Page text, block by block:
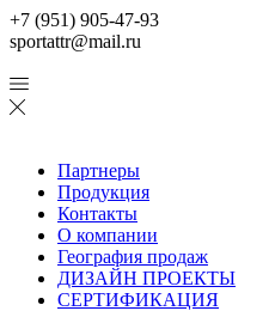
+7 (951) 905-47-93
sportattr@mail.ru
Партнеры
Продукция
Контакты
О компании
География продаж
ДИЗАЙН ПРОЕКТЫ
СЕРТИФИКАЦИЯ